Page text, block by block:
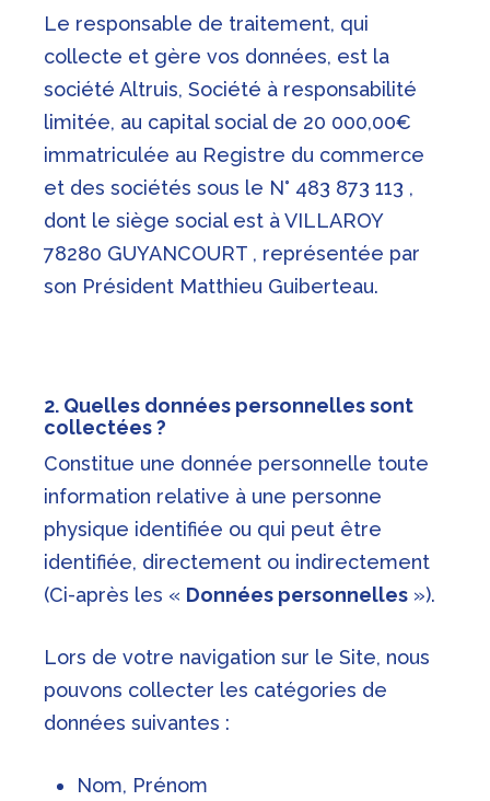
Le responsable de traitement, qui
collecte et gère vos données, est la
société Altruis,Société à responsabilité
limitée, au capital social de 20 000,00€
immatriculée au Registre du commerce
et des sociétés sous le N° 483 873 113 ,
dont le siège social est à VILLAROY
78280 GUYANCOURT , représentée par
son Président Matthieu Guiberteau.
2. Quelles données personnelles sont
collectées ?
Constitue une donnée personnelle toute
information relative à une personne
physique identifiée ou qui peut être
identifiée, directement ou indirectement
(Ci-après les « Données personnelles »).
Lors de votre navigation sur le Site, nous
pouvons collecter les catégories de
données suivantes :
Nom, Prénom